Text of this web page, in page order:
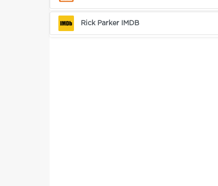
Rick Parker IMDB